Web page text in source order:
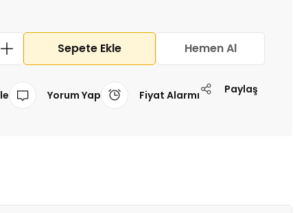
Sepete Ekle Hemen Al
Yorum Yap Fiyat Alarmı Paylaş